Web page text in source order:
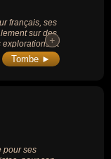
français, ses
sur des
explorations et
des
prix de
de
en
massive
Moi, Antoine
» (1981).
+
+
Tombe ►
pour ses